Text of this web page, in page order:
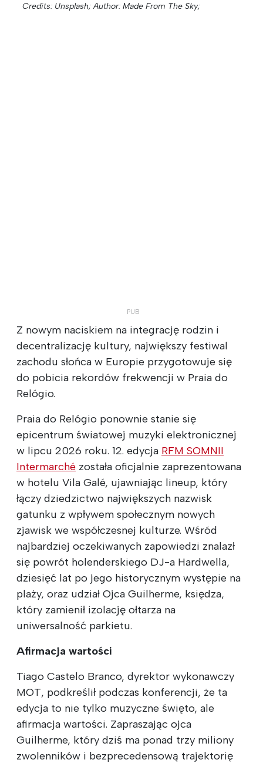
Credits: Unsplash; Author: Made From The Sky;
Z nowym naciskiem na integrację rodzin i
decentralizację kultury, największy festiwal
zachodu słońca w Europie przygotowuje się
do pobicia rekordów frekwencji w Praia do
Relógio.
Praia do Relógio ponownie stanie się
epicentrum światowej muzyki elektronicznej
w lipcu 2026 roku. 12. edycja RFM SOMNII
Intermarché została oficjalnie zaprezentowana
w hotelu Vila Galé, ujawniając lineup, który
łączy dziedzictwo największych nazwisk
gatunku z wpływem społecznym nowych
zjawisk we współczesnej kulturze. Wśród
najbardziej oczekiwanych zapowiedzi znalazł
się powrót holenderskiego DJ-a Hardwella,
dziesięć lat po jego historycznym występie na
plaży, oraz udział Ojca Guilherme, księdza,
który zamienił izolację ołtarza na
uniwersalność parkietu.
Afirmacja wartości
Tiago Castelo Branco, dyrektor wykonawczy
MOT, podkreślił podczas konferencji, że ta
edycja to nie tylko muzyczne święto, ale
afirmacja wartości. Zapraszając ojca
Guilherme, który dziś ma ponad trzy miliony
zwolenników i bezprecedensową trajektorię